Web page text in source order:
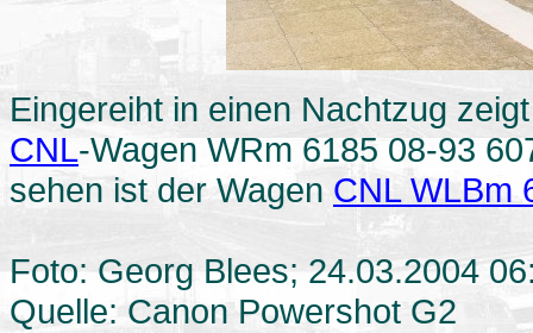
Eingereiht in einen Nachtzug
CNL-Wagen WRm 6185 08-93
sehen ist der Wagen CNL WLBm
Foto: Georg Blees; 24.03.2004
Quelle: Canon Powershot G2